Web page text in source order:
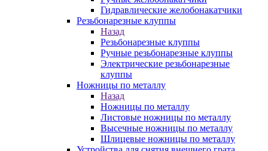
Гидравлические желобонакатчики
Резьбонарезные клуппы
Назад
Резьбонарезные клуппы
Ручные резьбонарезные клуппы
Электрические резьбонарезные
клуппы
Ножницы по металлу
Назад
Ножницы по металлу
Листовые ножницы по металлу
Высечные ножницы по металлу
Шлицевые ножницы по металлу